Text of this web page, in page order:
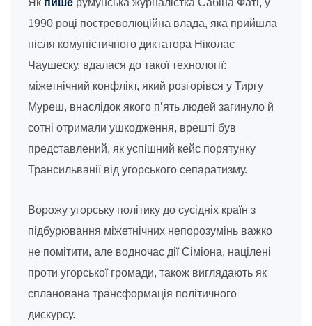
Як пише румунська журналістка Сабіна Фаті, у
1990 році постреволюційна влада, яка прийшла
після комуністичного диктатора Ніколає
Чаушеску, вдалася до такої технології:
міжетнічний конфлікт, який розгорівся у Тиргу
Муреш, внаслідок якого п’ять людей загинуло й
сотні отримали ушкодження, врешті був
представлений, як успішний кейс порятунку
Трансильванії від угорського сепаратизму.
Ворожу угорську політику до сусідніх країн з
підбурювання міжетнічних непорозумінь важко
не помітити, але водночас дії Сіміона, націлені
проти угорської громади, також виглядають як
спланована трансформація політичного
дискурсу.